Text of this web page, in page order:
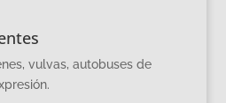
vulvas, autobuses de